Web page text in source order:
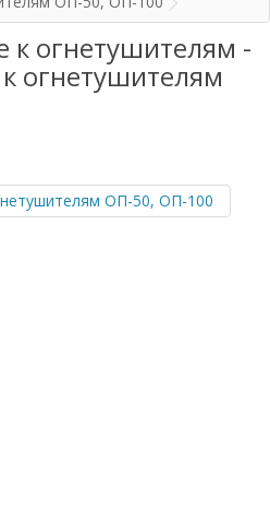
огнетушителям -
огнетушителям